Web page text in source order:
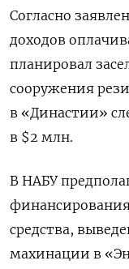
Согласно
доходов
планировал
сооружения
в «Династии»
в $2 млн.
В НАБУ
средства,
махинации в